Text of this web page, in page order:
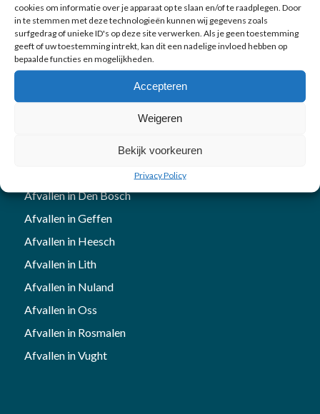
cookies om informatie over je apparaat op te slaan en/of te raadplegen. Door
in te stemmen met deze technologieën kunnen wij gegevens zoals
surfgedrag of unieke ID's op deze site verwerken. Als je geen toestemming
geeft of uw toestemming intrekt, kan dit een nadelige invloed hebben op
bepaalde functies en mogelijkheden.
Accepteren
Weigeren
Bekijk voorkeuren
Privacy Policy
Schoonheid
Huidverbetering
Alle behandelingen
Afvallen in Den Bosch
Afvallen in Geffen
Afvallen in Heesch
Afvallen in Lith
Afvallen in Nuland
Afvallen in Oss
Afvallen in Rosmalen
Afvallen in Vught